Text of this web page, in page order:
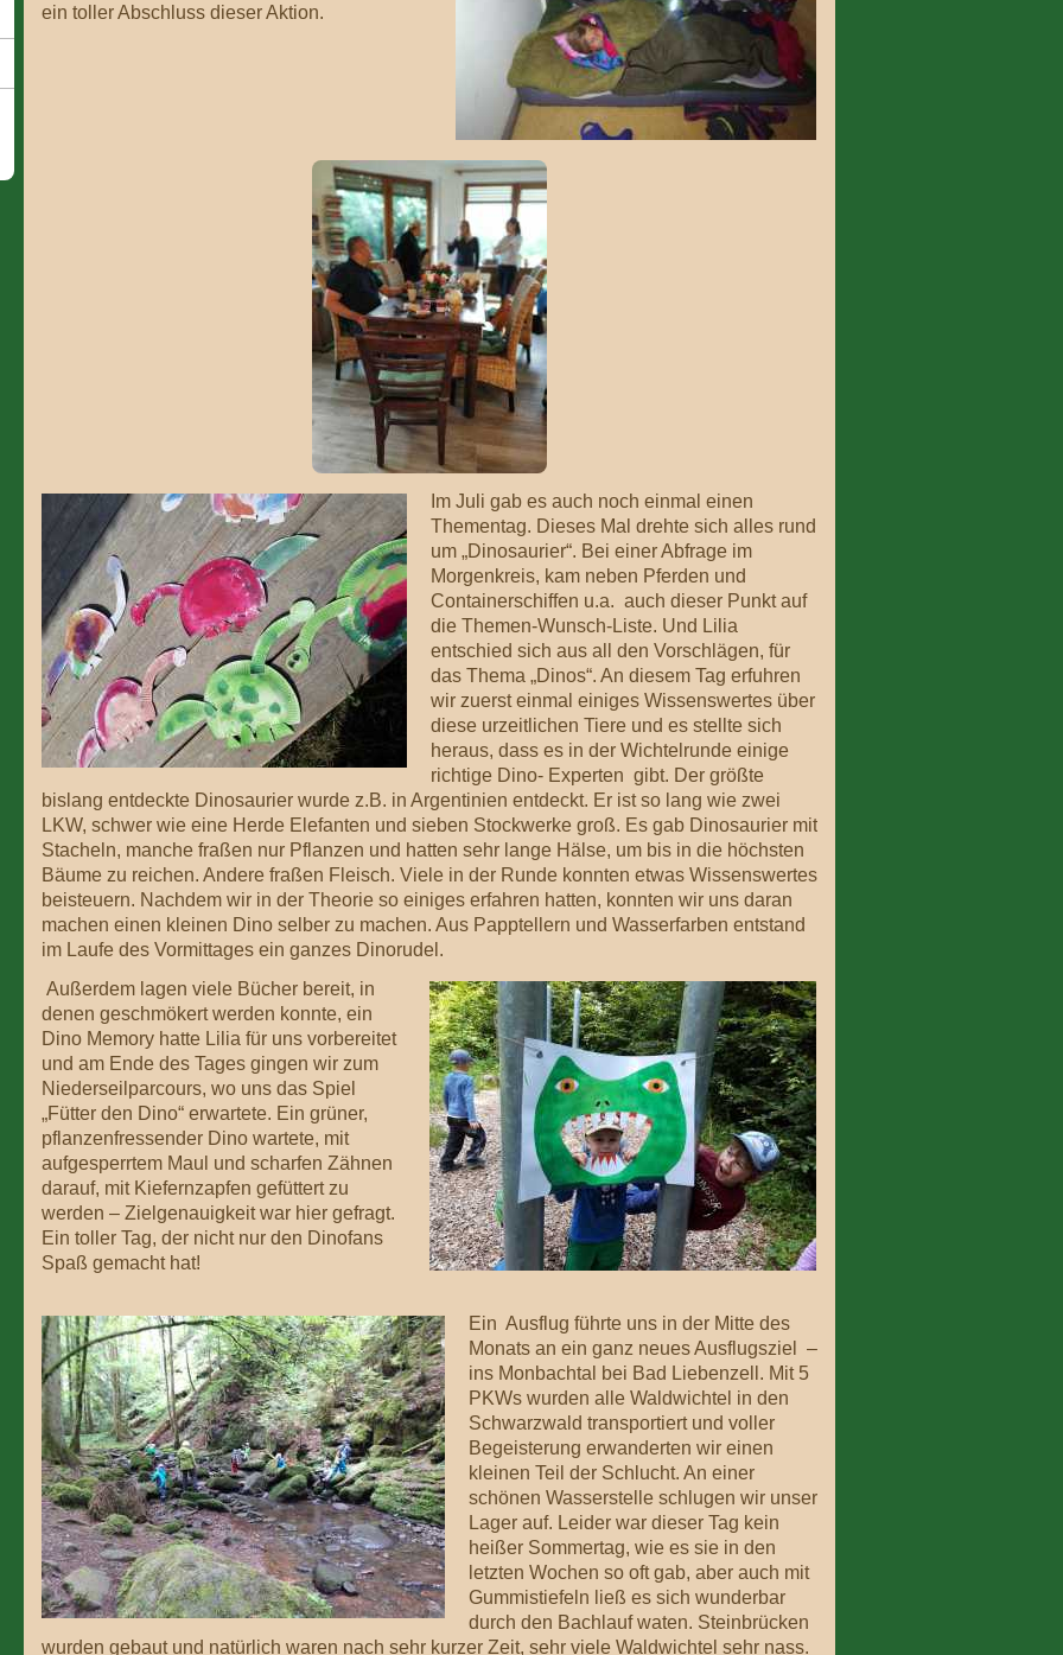
ein toller Abschluss dieser Aktion.
Im Juli gab es auch noch einmal einen
Thementag. Dieses Mal drehte sich alles rund
um „Dinosaurier“. Bei einer Abfrage im
Morgenkreis, kam neben Pferden und
Containerschiffen u.a. auch dieser Punkt auf
die Themen-Wunsch-Liste. Und Lilia
entschied sich aus all den Vorschlägen, für
das Thema „Dinos“. An diesem Tag erfuhren
wir zuerst einmal einiges Wissenswertes über
diese urzeitlichen Tiere und es stellte sich
heraus, dass es in der Wichtelrunde einige
richtige Dino- Experten gibt. Der größte
bislang entdeckte Dinosaurier wurde z.B. in Argentinien entdeckt. Er ist so lang wie zwei
LKW, schwer wie eine Herde Elefanten und sieben Stockwerke groß. Es gab Dinosaurier mit
Stacheln, manche fraßen nur Pflanzen und hatten sehr lange Hälse, um bis in die höchsten
Bäume zu reichen. Andere fraßen Fleisch. Viele in der Runde konnten etwas Wissenswertes
beisteuern. Nachdem wir in der Theorie so einiges erfahren hatten, konnten wir uns daran
machen einen kleinen Dino selber zu machen. Aus Papptellern und Wasserfarben entstand
im Laufe des Vormittages ein ganzes Dinorudel.
Außerdem lagen viele Bücher bereit, in
denen geschmökert werden konnte, ein
Dino Memory hatte Lilia für uns vorbereitet
und am Ende des Tages gingen wir zum
Niederseilparcours, wo uns das Spiel
„Fütter den Dino“ erwartete. Ein grüner,
pflanzenfressender Dino wartete, mit
aufgesperrtem Maul und scharfen Zähnen
darauf, mit Kiefernzapfen gefüttert zu
werden – Zielgenauigkeit war hier gefragt.
Ein toller Tag, der nicht nur den Dinofans
Spaß gemacht hat!
Ein Ausflug führte uns in der Mitte des
Monats an ein ganz neues Ausflugsziel –
ins Monbachtal bei Bad Liebenzell. Mit 5
PKWs wurden alle Waldwichtel in den
Schwarzwald transportiert und voller
Begeisterung erwanderten wir einen
kleinen Teil der Schlucht. An einer
schönen Wasserstelle schlugen wir unser
Lager auf. Leider war dieser Tag kein
heißer Sommertag, wie es sie in den
letzten Wochen so oft gab, aber auch mit
Gummistiefeln ließ es sich wunderbar
durch den Bachlauf waten. Steinbrücken
wurden gebaut und natürlich waren nach sehr kurzer Zeit, sehr viele Waldwichtel sehr nass.